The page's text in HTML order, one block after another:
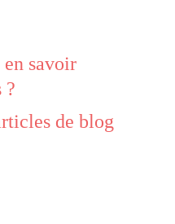
savoir
?
de blog